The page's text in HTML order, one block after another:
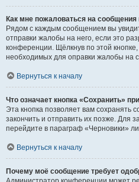
Как мне пожаловаться на
Рядом с каждым сообщением вы
отправки жалобы на него, если это
конференции. Щёлкнув по этой
необходимых для оправки жалобы на
Вернуться к началу
Что означает кнопка «Сохранить»
Эта кнопка позволяет вам сохранять
закончить и отправить их позже. Для
перейдите в параграф «Черновики»
Вернуться к началу
Почему моё сообщение требует